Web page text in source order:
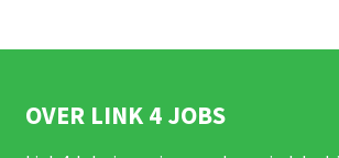
OVER LINK 4 JOBS